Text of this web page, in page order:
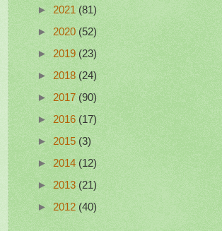
► 2021 (81)
► 2020 (52)
► 2019 (23)
► 2018 (24)
► 2017 (90)
► 2016 (17)
► 2015 (3)
► 2014 (12)
► 2013 (21)
► 2012 (40)